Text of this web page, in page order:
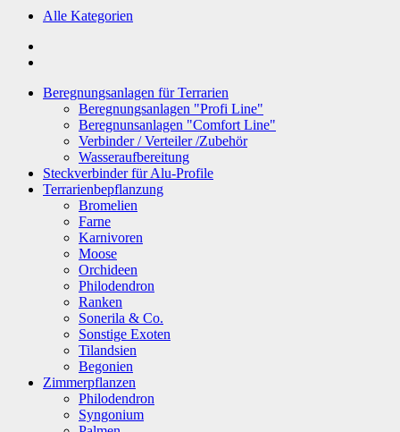
Alle Kategorien
Beregnungsanlagen für Terrarien
Beregnungsanlagen "Profi Line"
Beregnunsanlagen "Comfort Line"
Verbinder / Verteiler /Zubehör
Wasseraufbereitung
Steckverbinder für Alu-Profile
Terrarienbepflanzung
Bromelien
Farne
Karnivoren
Moose
Orchideen
Philodendron
Ranken
Sonerila & Co.
Sonstige Exoten
Tilandsien
Begonien
Zimmerpflanzen
Philodendron
Syngonium